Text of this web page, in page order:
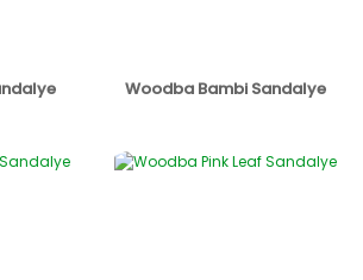
Woodba Bambi Sandalye